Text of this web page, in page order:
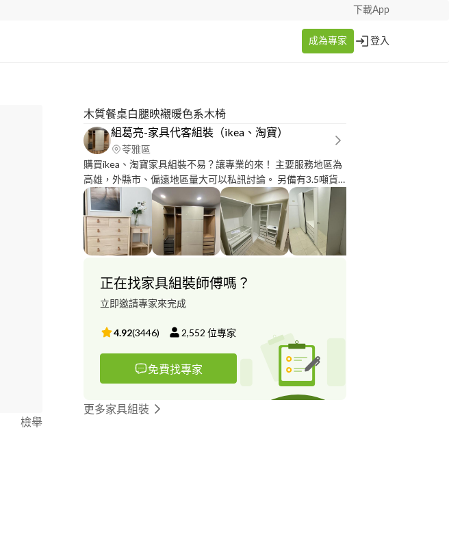
下載App
成為專家 登入
檢舉
木質餐桌白腿映襯暖色系木椅
組葛亮-家具代客組裝（ikea、淘寶）
苓雅區
購買ikea、淘寶家具組裝不易？讓專業的來！ 主要服務地區為
高雄，外縣市、偏遠地區量大可以私訊討論。 另備有3.5噸貨
車，可協助搬家服務 組葛亮-號稱組裝師界的諸葛亮，對組裝
家具很有熱忱，常常對組裝有不一樣的想法、執行比說明書更
快速、安全的組法！ 入行組裝的行業約4年，在與上市家具公
司合作的外包公司，平均每日工時12-16小時是常態 ，高強度
長工時，也想著事情要做好，但做到後面又累又晚、只想趕快
滿足與得到客人開心的感謝，是很有成就感的！所以毅然決定
離開了公司，帶著我的技術、滿滿的經驗，決定自己創業！
正在找家具組裝師傅嗎？
立即邀請專家來完成
4.92(3446) 2,552 位專家
免費找專家
更多家具組裝